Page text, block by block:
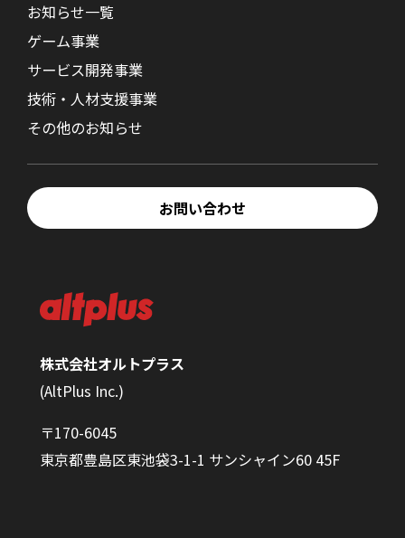
株式会社オルトプラス
(AltPlus Inc.)
〒170-6045
東京都豊島区東池袋3-1-1 サンシャイン60 45F
お知らせ一覧
ゲーム事業
サービス開発事業
技術・人材支援事業
その他のお知らせ
お問い合わせ